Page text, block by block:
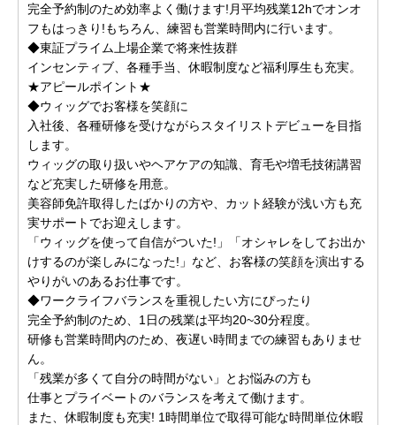
完全予約制のため効率よく働けます!月平均残業12hでオンオ
フもはっきり!もちろん、練習も営業時間内に行います。
◆東証プライム上場企業で将来性抜群
インセンティブ、各種手当、休暇制度など福利厚生も充実。
★アピールポイント★
◆ウィッグでお客様を笑顔に
入社後、各種研修を受けながらスタイリストデビューを目指
します。
ウィッグの取り扱いやヘアケアの知識、育毛や増毛技術講習
など充実した研修を用意。
美容師免許取得したばかりの方や、カット経験が浅い方も充
実サポートでお迎えします。
「ウィッグを使って自信がついた!」「オシャレをしてお出か
けするのが楽しみになった!」など、お客様の笑顔を演出する
やりがいのあるお仕事です。
◆ワークライフバランスを重視したい方にぴったり
完全予約制のため、1日の残業は平均20~30分程度。
研修も営業時間内のため、夜遅い時間までの練習もありませ
ん。
「残業が多くて自分の時間がない」とお悩みの方も
仕事とプライベートのバランスを考えて働けます。
また、休暇制度も充実! 1時間単位で取得可能な時間単位休暇